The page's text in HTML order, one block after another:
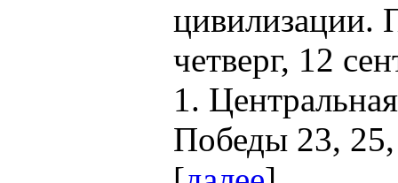
цивилизации.
четверг, 12
1.
Победы 23,